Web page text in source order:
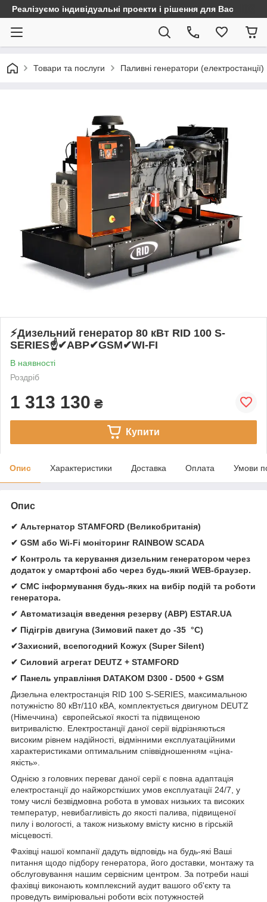
Реалізуємо індивідуальні проекти і рішення для Вас
Товари та послуги Паливні генератори (електростанції)
⚡️Дизельний генератор 80 кВт RID 100 S-
SERIES☝✔АВР✔GSM✔WI-FI
В наявності
Роздріб
1 313 130 ₴
Купити
Опис Характеристики Доставка Оплата Умови
Опис
✔ Альтернатор STAMFORD (Великобританія)
✔ GSM або Wi-Fi моніторинг RAINBOW SCADA
✔ Контроль та керування дизельним генератором через
додаток у смартфоні або через будь-який WEB-браузер.
✔ СМС інформування будь-яких на вибір подій та роботи
генератора.
✔ Автоматизація введення резерву (АВР) ESTAR.UA
✔ Підігрів двигуна (Зимовий пакет до -35 °C)
✔Захисний, всепогодний Кожух (Super Silent)
✔ Силовий агрегат DEUTZ + STAMFORD
✔ Панель управління DATAKOM D300 - D500 + GSM
Дизельна електростанція RID 100 S-SERIES, максимальною
потужністю 80 кВт/110 кВА, комплектується двигуном DEUTZ
(Німеччина) європейської якості та підвищеною
витривалістю. Електростанції даної серії відрізняються
високим рівнем надійності, відмінними експлуатаційними
характеристиками оптимальним співвідношенням «ціна-
якість».
Однією з головних переваг даної серії є повна адаптація
електростанції до найжорсткіших умов експлуатації 24/7, у
тому числі безвідмовна робота в умовах низьких та високих
температур, невибагливість до якості палива, підвищеної
пилу і вологості, а також низькому вмісту кисню в гірській
місцевості.
Фахівці нашої компанії дадуть відповідь на будь-які Ваші
питання щодо підбору генератора, його доставки, монтажу та
обслуговування нашим сервісним центром. За потреби наші
фахівці виконають комплексний аудит вашого об'єкту та
проведуть вимірювальні роботи всіх потужностей